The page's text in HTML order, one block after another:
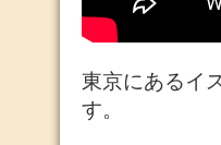
東京にあるイ
す。